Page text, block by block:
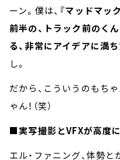
ーン。僕は、 『マッドマッ
前半の、トラック前のく
る、非常にアイデアに満
し。
だから、こういうのもち
ゃん！（笑）
■実写撮影とVFXが高度
エル・ファニング、体勢